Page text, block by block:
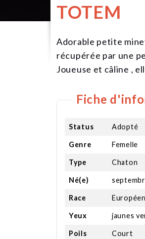
TOTEM
Adorable petite
récupérée par une
Joueuse et câline ,
Fiche
Status Adopté
Genre Femelle
Type Chaton
Né(e)
Race Européen
Yeux jaunes
Poils Court